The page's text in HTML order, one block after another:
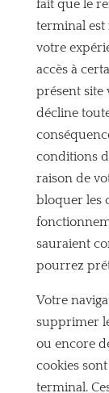
fait que le
terminal est
votre
accès à
présent site
décline
conditions
raison de
bloquer les
sauraient
pourrez
Votre
supprimer
ou encore
cookies
terminal.